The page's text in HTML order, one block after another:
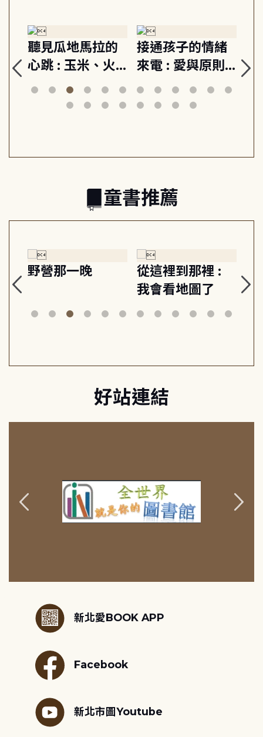
聽見瓜地馬拉的
心跳 : 玉米、火
山與信仰, 外交官
筆下的現代馬雅
接通孩子的情緒
來電 : 愛與原則,
建立教養的安定
節奏 22個行動練
關
童書推薦
野營那一晚
從這裡到那裡 :
我會看地圖了
美
好站連結
新北愛BOOK APP
Facebook
新北市圖Youtube